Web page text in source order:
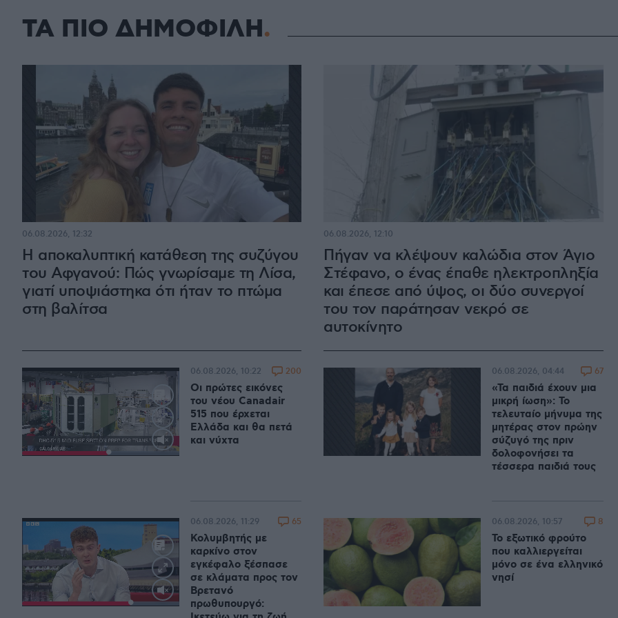
ΤΑ ΠΙΟ ΔΗΜΟΦΙΛΗ
Η αποκαλυπτική κατάθεση της συζύγου
του Αφγανού: Πώς γνωρίσαμε τη Λίσα,
γιατί υποψιάστηκα ότι ήταν το πτώμα
στη βαλίτσα
06.08.2026, 12:32
Πήγαν να κλέψουν καλώδια στον Άγιο
Στέφανο, ο ένας έπαθε ηλεκτροπληξία
και έπεσε από ύψος, οι δύο συνεργοί
του τον παράτησαν νεκρό σε
αυτοκίνητο
06.08.2026, 12:10
Loaded:
Οι πρώτες εικόνες
του νέου Canadair
515 που έρχεται
Ελλάδα και θα πετά
και νύχτα
06.08.2026, 10:22 200
«Τα παιδιά έχουν μια
μικρή ίωση»: Το
τελευταίο μήνυμα της
μητέρας στον πρώην
σύζυγό της πριν
δολοφονήσει τα
τέσσερα παιδιά τους
06.08.2026, 04:44 67
Loaded:
Κολυμβητής με
καρκίνο στον
εγκέφαλο ξέσπασε
σε κλάματα προς τον
Βρετανό
πρωθυπουργό:
06.08.2026, 11:29 65
Το εξωτικό φρούτο
που καλλιεργείται
μόνο σε ένα ελληνικό
νησί
06.08.2026, 10:57 8